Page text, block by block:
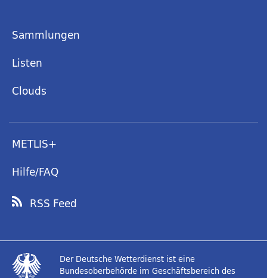
Sammlungen
Listen
Clouds
METLIS+
Hilfe/FAQ
RSS Feed
Der Deutsche Wetterdienst ist eine
Bundesoberbehörde im Geschäftsbereich des